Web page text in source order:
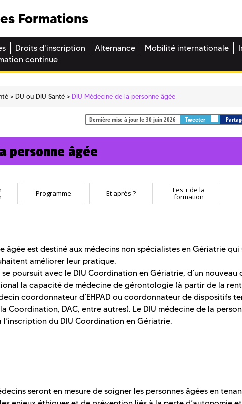
Formations
Droits d'inscription Alternance Mobilité internationale
continue
DU ou DIU Santé DIU Médecine de la personne âgée
Dernière mise à jour le 30 juin 2026 Tweeter
personne âgée
Programme Et après ? Les + de la
formation
âgée est destiné aux médecins non spécialistes en Gériatrie
améliorer leur pratique.
poursuit avec le DIU Coordination en Gériatrie, d’un nouveau
la capacité de médecine de gérontologie (à partir de la
coordonnateur d’EHPAD ou coordonnateur de dispositifs
Coordination, DAC, entre autres). Le DIU médecine de la
l’inscription du DIU Coordination en Gériatrie.
seront en mesure de soigner les personnes âgées en